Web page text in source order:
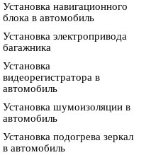
Установка навигационного
блока в автомобиль
Установка электропривода
багажника
Установка
видеорегистратора в
автомобиль
Установка шумоизоляции в
автомобиль
Установка подогрева зеркал
в автомобиль